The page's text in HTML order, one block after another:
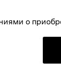
о